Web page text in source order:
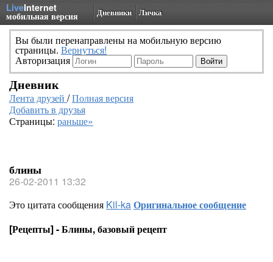
LiveInternet
мобильная версия Дневники Личка
Вы были перенаправлены на мобильную версию
страницы. Вернуться!
Авторизация
Дневник
Лента друзей /Полная версия
Добавить в друзья
Страницы: раньше»
блины
26-02-2011 13:32
Это цитата сообщения Kil-kaОригинальное сообщение
[Рецепты] - Блины, базовый рецепт